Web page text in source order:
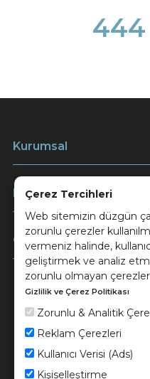
Çerez Tercihleri
Web sitemizin düzgün
zorunlu çerezler
vermeniz halinde,
geliştirmek ve analiz
zorunlu olmayan çerezler
Gizlilik ve Çerez Politikası
Zorunlu & Analitik
Reklam Çerezleri
Kullanıcı Verisi (Ads)
Kişiselleştirme
444
Kurumsal
Müşteri Hizmetleri
Ödeme
© 2026 Ünsa Madencilik
Elektrik Üretim San. ve